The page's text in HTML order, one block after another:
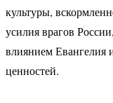
культуры,
усилия врагов
влиянием Евангелия
ценностей.